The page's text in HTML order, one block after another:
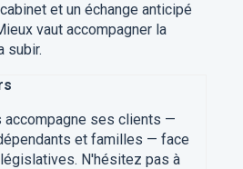
et un échange anticipé
vaut accompagner la
subir.
accompagne ses clients —
et familles — face
N'hésitez pas à